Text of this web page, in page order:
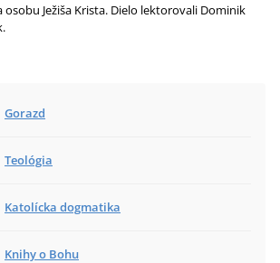
Ježiša Krista. Dielo lektorovali Dominik
Gorazd
Teológia
Katolícka dogmatika
Knihy o Bohu